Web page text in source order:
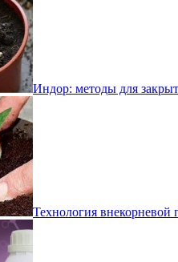
Индор: методы для
Технология внекорневой